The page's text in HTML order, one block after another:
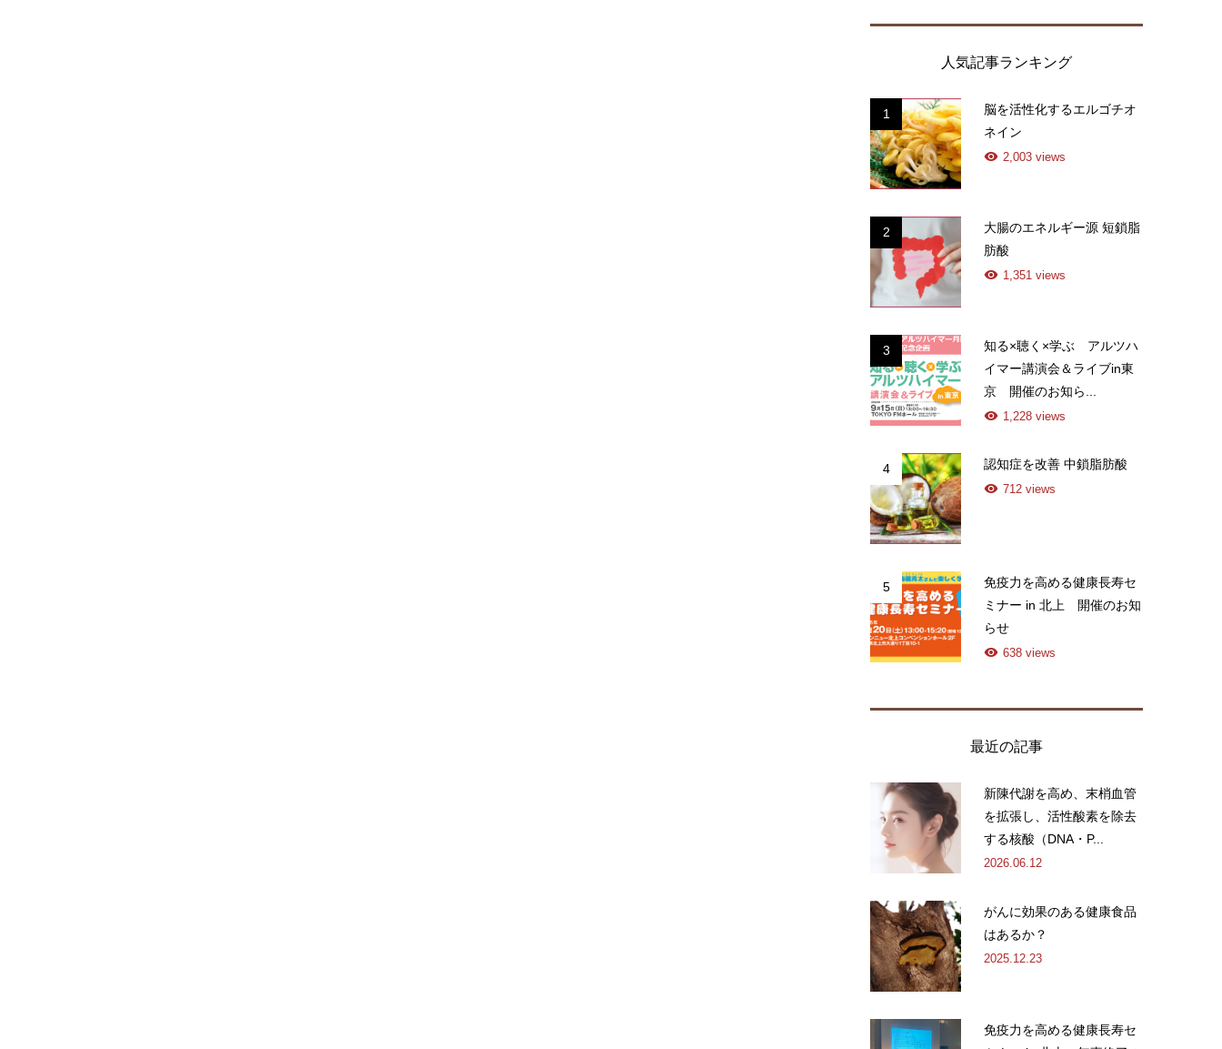
人気記事ランキング
1
脳を活性化するエルゴチオ
ネイン
2,003 views
2
大腸のエネルギー源 短鎖脂
肪酸
1,351 views
3
知る×聴く×学ぶ アルツハ
イマー講演会＆ライブin東
京 開催のお知ら...
1,228 views
4 認知症を改善 中鎖脂肪酸
712 views
5
免疫力を高める健康長寿セ
ミナー in 北上 開催のお知
らせ
638 views
最近の記事
新陳代謝を高め、末梢血管
を拡張し、活性酸素を除去
する核酸（DNA・P...
2026.06.12
がんに効果のある健康食品
はあるか？
2025.12.23
免疫力を高める健康長寿セ